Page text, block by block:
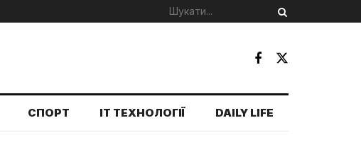
СПОРТ IT ТЕХНОЛОГІЇ DAILY LIFE